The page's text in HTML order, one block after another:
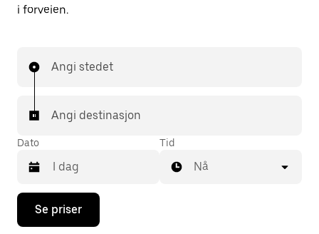
i forveien.
Angi stedet
Angi destinasjon
Dato
Trykk
piltast
Tid
Nå
Se priser